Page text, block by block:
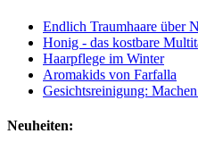
Endlich Traumhaare über
Honig - das kostbare
Haarpflege im Winter
Aromakids von Farfalla
Gesichtsreinigung:
Neuheiten: